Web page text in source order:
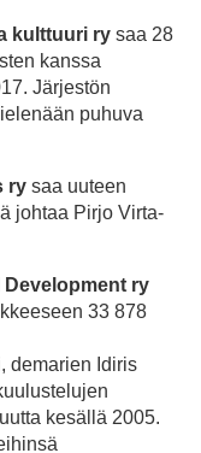
kulttuuri ry saa 28
kanssa
Järjestön
puhuva
ry saa uuteen
johtaa Pirjo Virta-
ry
33 878
demarien Idiris
kesällä 2005.